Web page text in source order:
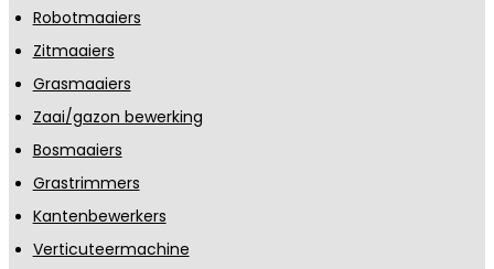
Robotmaaiers
Zitmaaiers
Grasmaaiers
Zaai/gazon bewerking
Bosmaaiers
Grastrimmers
Kantenbewerkers
Verticuteermachine